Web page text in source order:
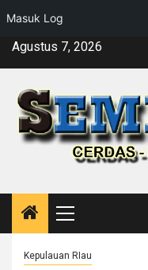
Masuk Log
SkipAgustus 7, 2026
Primary
Menu
Kepulauan RIau